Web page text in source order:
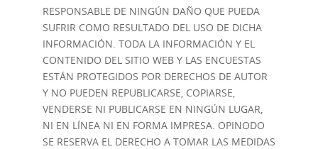
RESPONSABLE DE NINGÚN DAÑO QUE PUEDA
SUFRIR COMO RESULTADO DEL USO DE DICHA
INFORMACIÓN. TODA LA INFORMACIÓN Y EL
CONTENIDO DEL SITIO WEB Y LAS ENCUESTAS
ESTÁN PROTEGIDOS POR DERECHOS DE AUTOR
Y NO PUEDEN REPUBLICARSE, COPIARSE,
VENDERSE NI PUBLICARSE EN NINGÚN LUGAR,
NI EN LÍNEA NI EN FORMA IMPRESA. OPINODO
SE RESERVA EL DERECHO A TOMAR LAS MEDIDAS